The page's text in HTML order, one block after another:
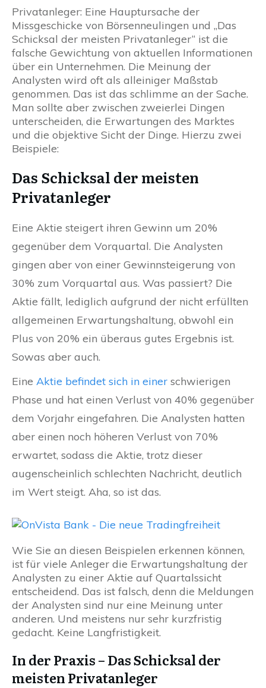
Privatanleger: Eine Hauptursache der
Missgeschicke von Börsenneulingen und „Das
Schicksal der meisten Privatanleger“ ist die
falsche Gewichtung von aktuellen Informationen
über ein Unternehmen. Die Meinung der
Analysten wird oft als alleiniger Maßstab
genommen. Das ist das schlimme an der Sache.
Man sollte aber zwischen zweierlei Dingen
unterscheiden, die Erwartungen des Marktes
und die objektive Sicht der Dinge. Hierzu zwei
Beispiele:
Das Schicksal der meisten
Privatanleger
Eine Aktie steigert ihren Gewinn um 20%
gegenüber dem Vorquartal. Die Analysten
gingen aber von einer Gewinnsteigerung von
30% zum Vorquartal aus. Was passiert? Die
Aktie fällt, lediglich aufgrund der nicht erfüllten
allgemeinen Erwartungshaltung, obwohl ein
Plus von 20% ein überaus gutes Ergebnis ist.
Sowas aber auch.
Eine Aktie befindet sich in einer schwierigen
Phase und hat einen Verlust von 40% gegenüber
dem Vorjahr eingefahren. Die Analysten hatten
aber einen noch höheren Verlust von 70%
erwartet, sodass die Aktie, trotz dieser
augenscheinlich schlechten Nachricht, deutlich
im Wert steigt. Aha, so ist das.
Wie Sie an diesen Beispielen erkennen können,
ist für viele Anleger die Erwartungshaltung der
Analysten zu einer Aktie auf Quartalssicht
entscheidend. Das ist falsch, denn die Meldungen
der Analysten sind nur eine Meinung unter
anderen. Und meistens nur sehr kurzfristig
gedacht. Keine Langfristigkeit.
In der Praxis – Das Schicksal der
meisten Privatanleger